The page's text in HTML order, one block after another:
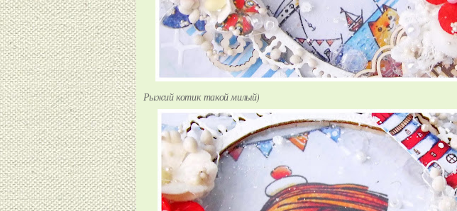
Рыжий котик такой милый)